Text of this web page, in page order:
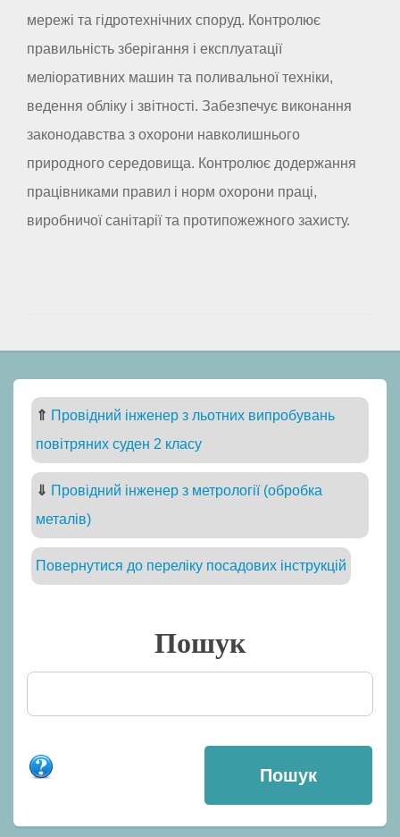
мережі та гідротехнічних споруд. Контролює
правильність зберігання і експлуатації
меліоративних машин та поливальної техніки,
ведення обліку і звітності. Забезпечує виконання
законодавства з охорони навколишнього
природного середовища. Контролює додержання
працівниками правил і норм охорони праці,
виробничої санітарії та протипожежного захисту.
⇑ Провідний інженер з льотних випробувань
повітряних суден 2 класу
⇓ Провідний інженер з метрології (обробка
металів)
Повернутися до переліку посадових інструкцій
Пошук